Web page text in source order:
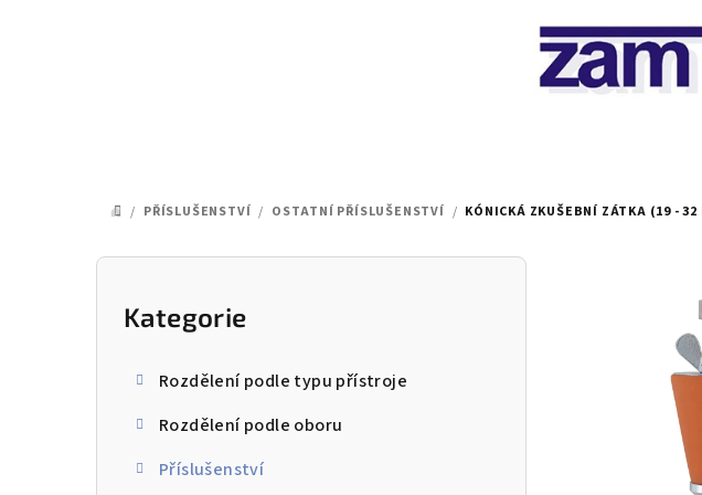
DOMŮ
/ PŘÍSLUŠENSTVÍ / OSTATNÍ PŘÍSLUŠENSTVÍ / KÓNICKÁ ZKUŠEBNÍ ZÁTKA (19 - 32
P
Přeskočit
kategorie
Kategorie
Rozdělení podle typu přístroje
Rozdělení podle oboru
Příslušenství